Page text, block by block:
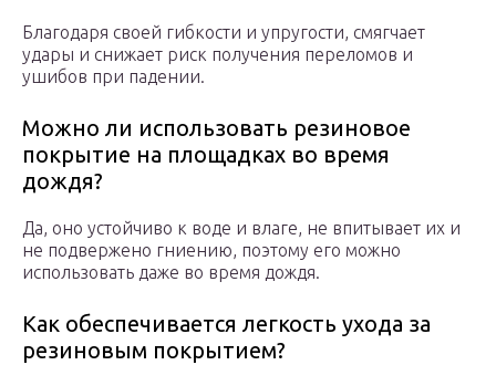
Благодаря своей гибкости и упругости, смягчает
удары и снижает риск получения переломов и
ушибов при падении.
Можно ли использовать резиновое
покрытие на площадках во время
дождя?
Да, оно устойчиво к воде и влаге, не впитывает их и
не подвержено гниению, поэтому его можно
использовать даже во время дождя.
Как обеспечивается легкость ухода за
резиновым покрытием?